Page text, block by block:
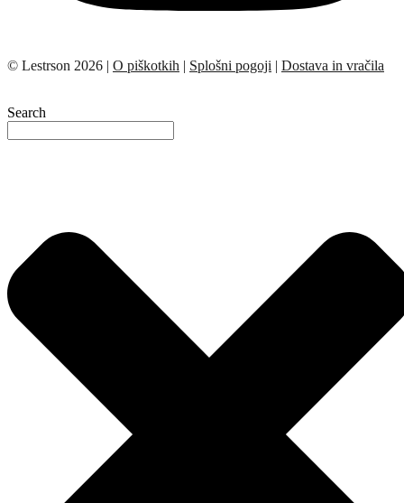
© Lestrson 2026 | O piškotkih | Splošni pogoji | Dostava in vračila
Search